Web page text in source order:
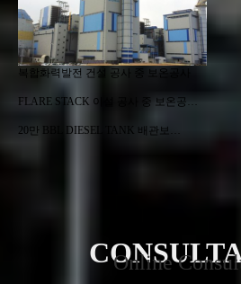
복합화력발전 건설 공사 중 보온공사
FLARE STACK 이설 공사 중 보온공…
20만 BBL DIESEL TANK 배관보…
Online